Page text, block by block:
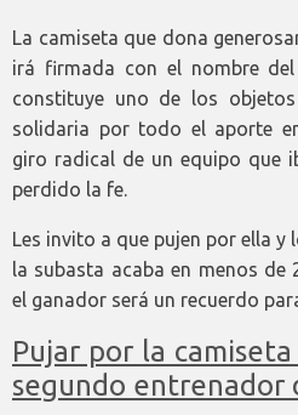
La camiseta que dona
irá firmada con el nombre
constituye uno de los
solidaria por todo el aporte
giro radical de un equipo que
perdido la fe.
Les invito a que pujen por ella y
la subasta acaba en menos de
el ganador será un recuerdo
Pujar por la
segundo entrenador